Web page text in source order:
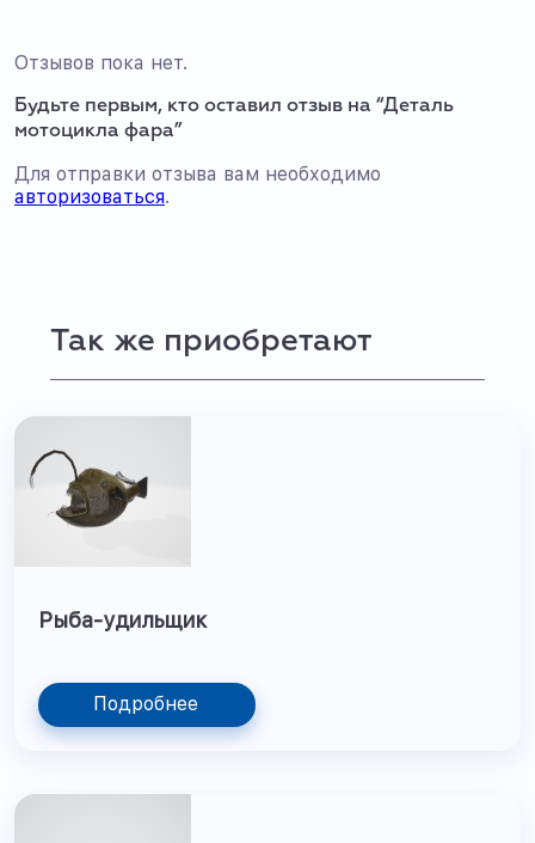
Отзывов пока нет.
Будьте первым, кто оставил отзыв на “Деталь
мотоцикла фара”
Для отправки отзыва вам необходимо
авторизоваться.
Так же приобретают
Рыба-удильщик
Подробнее